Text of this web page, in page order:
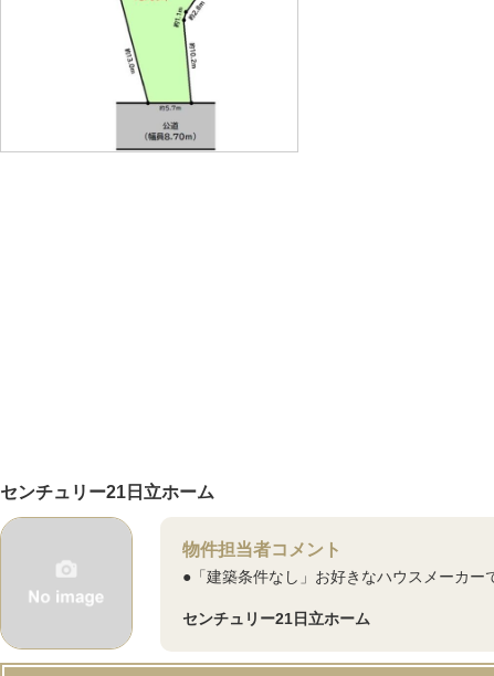
センチュリー21日立ホーム
物件担当者コメント
●「建築条件なし」お好きなハウスメーカ
センチュリー21日立ホーム